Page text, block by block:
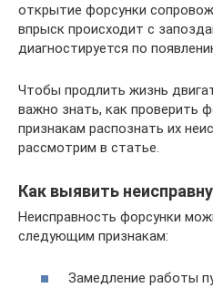
открытие форсунки
впрыск происходит с
диагностируется по
Чтобы продлить жизнь
важно знать, как проверить
признакам распознать их
рассмотрим в статье.
Как выявить
Неисправность форсунки
следующим признакам:
Замедление работы